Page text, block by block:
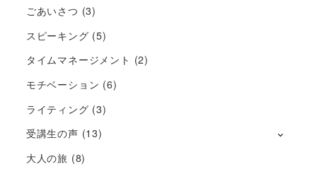
ごあいさつ (3)
スピーキング (5)
タイムマネージメント (2)
モチベーション (6)
ライティング (3)
受講生の声 (13)
大人の旅 (8)